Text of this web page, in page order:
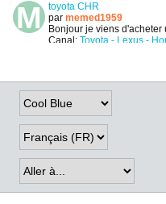
toyota CHR
par memed1959
Bonjour je viens d'acheter une toyota CHR hybride
Canal: Toyota - Lexus -